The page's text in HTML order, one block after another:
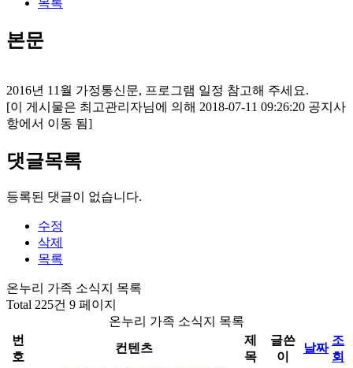
목록
본문
2016년 11월 가정통신문, 프로그램 일정 참고해 주세요.
[이 게시물은 최고관리자님에 의해 2018-07-11 09:26:20 공지사
항에서 이동 됨]
댓글목록
등록된 댓글이 없습니다.
수정
삭제
목록
온누리 가족 소식지 목록
Total 225건 9 페이지
온누리 가족 소식지 목록
번
호
컨텐츠
제
목
글쓴
이
날짜
조
회